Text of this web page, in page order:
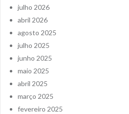
julho 2026
abril 2026
agosto 2025
julho 2025
junho 2025
maio 2025
abril 2025
março 2025
fevereiro 2025